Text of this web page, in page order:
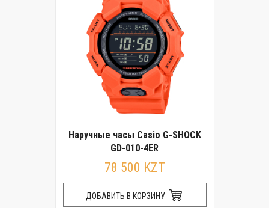
Наручные часы Casio G-SHOCK
GD-010-4ER
78 500 KZT
ДОБАВИТЬ В КОРЗИНУ